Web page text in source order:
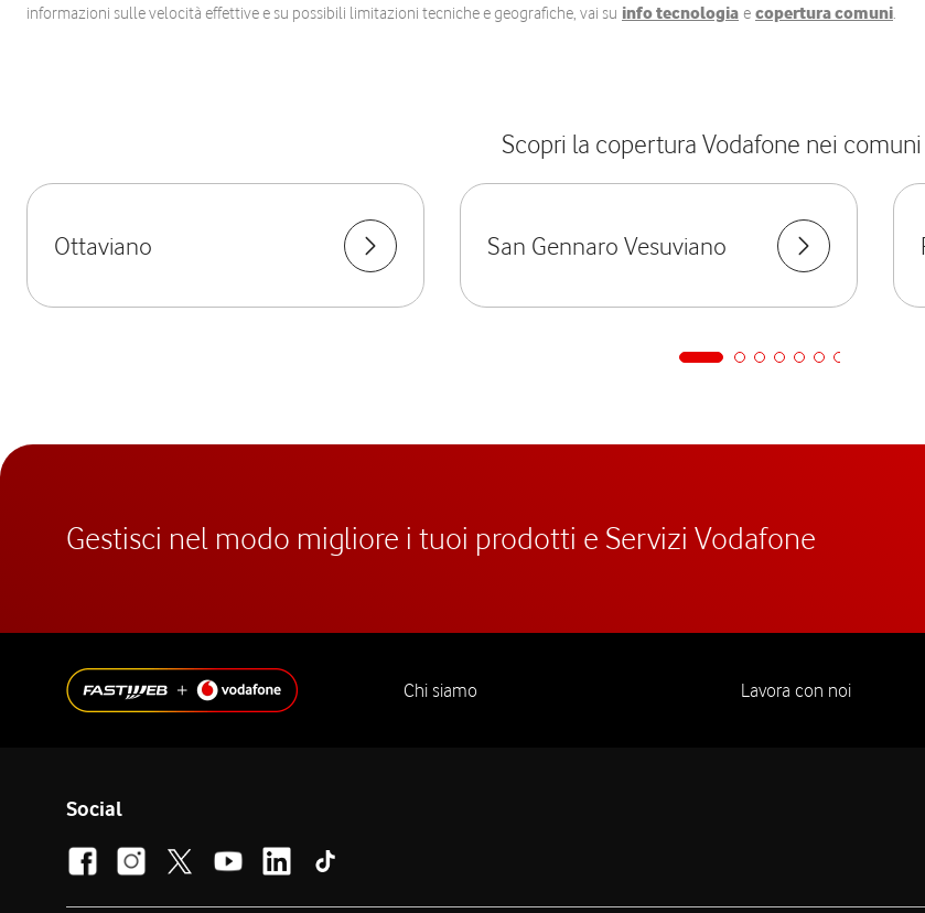
informazioni sulle velocità effettive e su possibili limitazioni tecniche e geografiche, vai su info tecnologia e copertura comuni.
Scopri la copertura Vodafone nei
Ottaviano San Gennaro Vesuviano
Gestisci nel modo migliore i tuoi prodotti e Servizi Vodafone
Chi siamo Lavora con noi
Social